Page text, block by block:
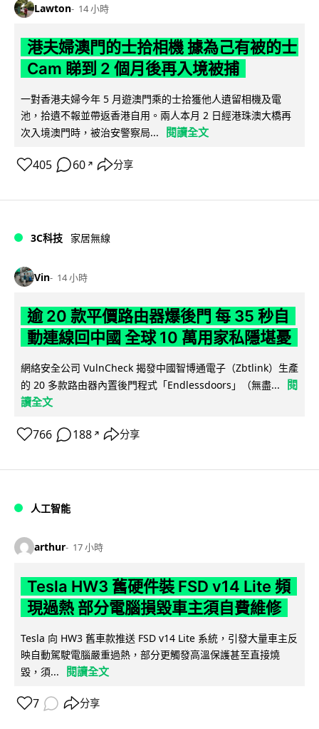
Lawton 14 小時
港夫婦澳門的士拾相機 據為己有被的士
Cam 睇到 2 個月後再入境被捕
一對香港夫婦今年 5 月遊澳門乘的士拾獲他人遺留相機及電
池，拾遺不報並帶返香港自用。兩人本月 2 日經港珠澳大橋再
次入境澳門時，被治安警察局...
閱讀全文
405 60 ↗ 分享
3C科技 家居無線
Vin 14 小時
逾 20 款平價路由器爆後門 每 35 秒自
動連線回中國 全球 10 萬用家私隱堪憂
網絡安全公司 VulnCheck 揭發中國智博通電子（Zbtlink）生產
的 20 多款路由器內置後門程式「Endlessdoors」（無盡...
閱
讀全文
766 188 ↗ 分享
人工智能
arthur 17 小時
Tesla HW3 舊硬件裝 FSD v14 Lite 頻
現過熱 部分電腦損毀車主須自費維修
Tesla 向 HW3 舊車款推送 FSD v14 Lite 系統，引發大量車主反
映自動駕駛電腦嚴重過熱，部分更觸發高溫保護甚至直接燒
毀，須...
閱讀全文
7 分享